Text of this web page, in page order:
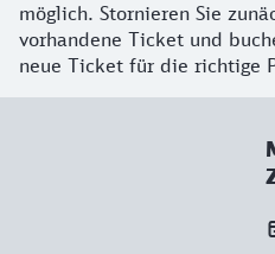
möglich. Stornieren Sie
vorhandene Ticket und
neue Ticket für die richtige